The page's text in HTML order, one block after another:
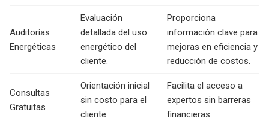
Auditorías
Energéticas
Evaluación
detallada del uso
energético del
cliente.
Proporciona
información clave para
mejoras en eficiencia y
reducción de costos.
Consultas
Gratuitas
Orientación inicial
sin costo para el
cliente.
Facilita el acceso a
expertos sin barreras
financieras.